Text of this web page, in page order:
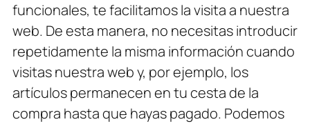
funcionales, te facilitamos la visita a nuestra
web. De esta manera, no necesitas introducir
repetidamente la misma información cuando
visitas nuestra web y, por ejemplo, los
artículos permanecen en tu cesta de la
compra hasta que hayas pagado. Podemos